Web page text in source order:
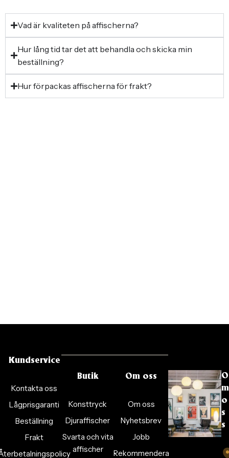
Vad är kvaliteten på affischerna?
Hur lång tid tar det att behandla och skicka min
beställning?
Hur förpackas affischerna för frakt?
Kundservice
Kontakta oss
Lågprisgaranti
Beställning
Frakt
Butik
Konsttryck
Djuraffischer
Svarta och vita
affischer
Om oss
Om oss
Nyhetsbrev
Jobb
Rekommendera
O
m
o
s
s